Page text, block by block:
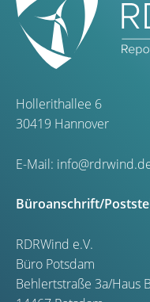
Hollerithallee 6
30419 Hannover
E-Mail:
Büroanschrift/
RDRWind e.V.
Büro Potsdam
Behlertstraße 3a/Haus